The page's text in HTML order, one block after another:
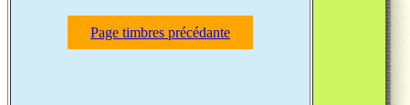
Page timbres précédante